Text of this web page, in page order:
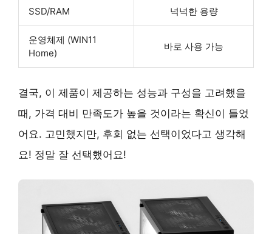
SSD/RAM 넉넉한 용량
운영체제 (WIN11
Home)
바로 사용 가능
결국, 이 제품이 제공하는 성능과 구성을 고려했을
때, 가격 대비 만족도가 높을 것이라는 확신이 들었
어요. 고민했지만, 후회 없는 선택이었다고 생각해
요! 정말 잘 선택했어요!